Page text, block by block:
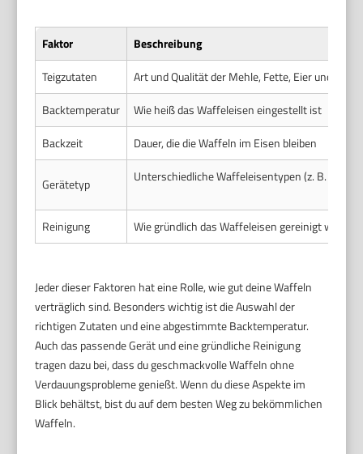
Faktor
Beschreibung
Teigzutaten
Art und Qualität der Mehle, Fette, Eier und
Backtemperatur
Wie heiß das Waffeleisen eingestellt ist
Backzeit
Dauer, die die Waffeln im Eisen bleiben
Gerätetyp Unterschiedliche Waffeleisentypen (z. B.
Reinigung Wie gründlich das Waffeleisen gereinigt wird
Jeder dieser Faktoren hat eine Rolle, wie gut deine Waffeln
verträglich sind. Besonders wichtig ist die Auswahl der
richtigen Zutaten und eine abgestimmte Backtemperatur.
Auch das passende Gerät und eine gründliche Reinigung
tragen dazu bei, dass du geschmackvolle Waffeln ohne
Verdauungsprobleme genießt. Wenn du diese Aspekte im
Blick behältst, bist du auf dem besten Weg zu bekömmlichen
Waffeln.